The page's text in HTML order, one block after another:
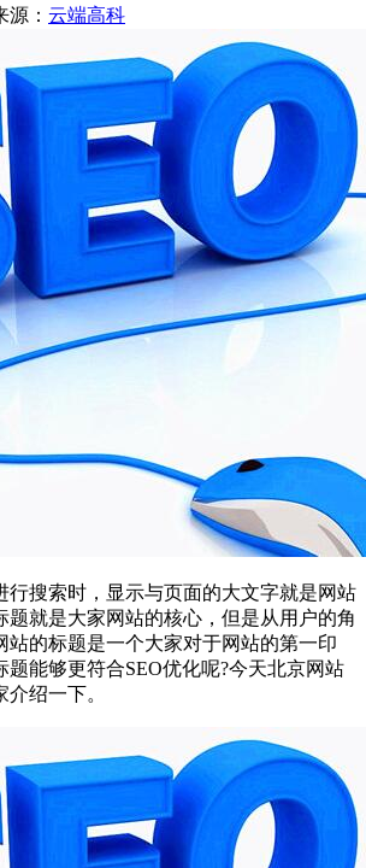
源： 云端高科
行搜索时，显示与页面的大文字就是网站
题就是大家网站的核心，但是从用户的角
站的标题是一个大家对于网站的第一印
题能够更符合SEO优化呢?今天北京网站
绍一下。